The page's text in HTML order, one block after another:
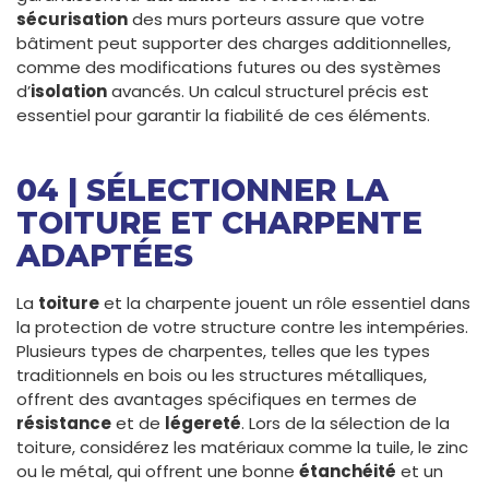
sécurisationdes murs porteurs assure que votre
bâtiment peut supporter des charges additionnelles,
comme des modifications futures ou des systèmes
d’isolationavancés. Un calcul structurel précis est
essentiel pour garantir la fiabilité de ces éléments.
04 | SÉLECTIONNER LA
TOITURE ET CHARPENTE
ADAPTÉES
La toitureet la charpente jouent un rôle essentiel dans
la protection de votre structure contre les intempéries.
Plusieurs types de charpentes, telles que les types
traditionnels en bois ou les structures métalliques,
offrent des avantages spécifiques en termes de
résistanceet de légereté. Lors de la sélection de la
toiture, considérez les matériaux comme la tuile, le zinc
ou le métal, qui offrent une bonne étanchéité et un